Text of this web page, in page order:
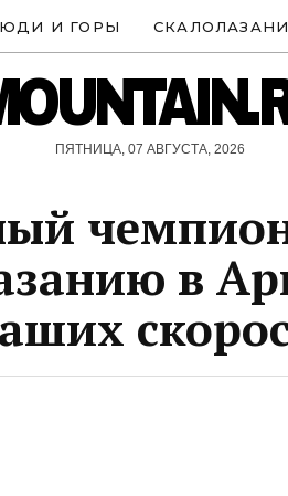
И ГОРЫ
ПЯТНИЦА, 07 АВГУСТА, 2026
в